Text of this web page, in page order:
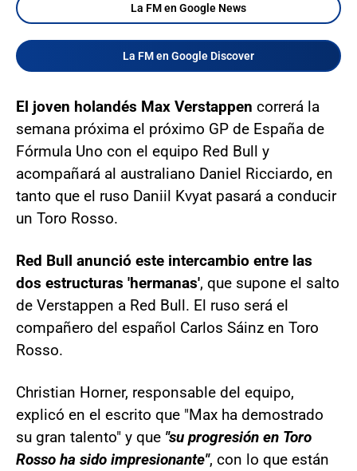
La FM en Google News
La FM en Google Discover
El joven holandés Max Verstappen correrá la
semana próxima el próximo GP de España de
Fórmula Uno con el equipo Red Bull y
acompañará al australiano Daniel Ricciardo, en
tanto que el ruso Daniil Kvyat pasará a conducir
un Toro Rosso.
Red Bull anunció este intercambio entre las
dos estructuras 'hermanas', que supone el salto
de Verstappen a Red Bull. El ruso será el
compañero del español Carlos Sáinz en Toro
Rosso.
Christian Horner, responsable del equipo,
explicó en el escrito que "Max ha demostrado
su gran talento" y que "su progresión en Toro
Rosso ha sido impresionante", con lo que están